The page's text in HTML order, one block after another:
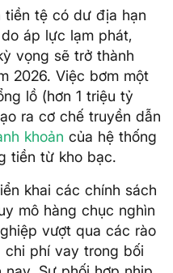
tiền tệ có dư địa hạn
áp lực lạm phát,
vọng sẽ trở thành
2026. Việc bơm một
lồ (hơn 1 triệu tỷ
ra cơ chế truyền dẫn
khoản của hệ thống
tiền từ kho bạc.
khai các chính sách
mô hàng chục nghìn
vượt qua các rào
phí vay trong bối